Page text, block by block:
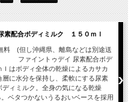
素配合ボディミルク １５０ｍｌ
料 (但し沖縄県、離島などは別途送
ファイントゥデイ 尿素配合ボデ
はボディ全体の乾燥によるカサカ
層に水分を保持し、柔軟にする尿素
ディミルク。全身の気になる乾燥
ベタつかないうるおいベースを採用